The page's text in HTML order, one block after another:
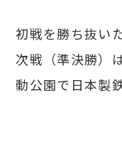
初戦を勝ち抜い
次戦（準決勝）
動公園で日本製